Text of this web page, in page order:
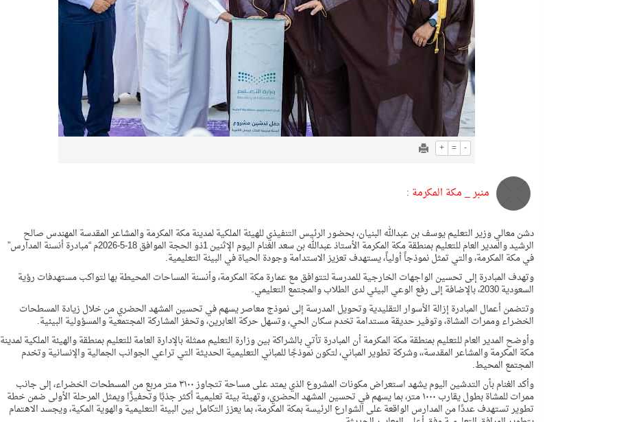
+ = -
منبر _ مكة المكرمة :
دشن معالي وزير التعليم يوسف بن عبدالله البنيان، بحضور الرئيس التنفيذي للهيئة الملكية لمدينة مكة المكرمة والمشاعر المقدسة المهندس صالح
الرشيد والمدير العام للتعليم بمنطقة مكة المكرمة الأستاذ عبدالله بن سعد الغنام اليوم الإثنين 1ذو الحجة الموافق 18-5-2026م “مبادرة أنسنة المدارس”
في مكة المكرمة، والتي تمثل نموذجاً أولياً، يستهدف تعزيز الاستدامة وجودة الحياة في البيئة التعليمية.
وتهدف المبادرة إلى تحسين الواجهات الخارجية للمدرسة لتتوافق مع عمارة مكة المكرمة، وأنسنة المساحات المحيطة بها لتواكب مستهدفات رؤية
السعودية 2030، بالإضافة إلى رفع الوعي البيئي لدى الطلاب والمجتمع التعليمي.
وتتضمن أعمال المبادرة إزالة الأسوار التقليدية وتحويل المدرسة إلى نموذج معاصر يسهم في تحسين المشهد الحضري من خلال زيادة المسطحات
الخضراء وممرات المشاة، وتوفير حديقة مستدامة تخدم سكان الحي، وتسهل حركة العابرين، وتحفز المشاركة المجتمعية والمسؤولية البيئية.
وأوضح المدير العام للتعليم بمنطقة مكة المكرمة أن المبادرة تأتي بالشراكة بين وزارة التعليم ممثلة بالإدارة العامة للتعليم بمنطقة والهيئة الملكية لمدينة
مكة المكرمة والمشاعر المقدسة،، وشركة تطوير المباني، لتكون نموذجًا للمباني التعليمية الحديثة التي تراعي الجوانب الجمالية والإنسانية وتخدم
المجتمع المحيط.
وأكد الغنام بأن التدشين اليوم يشهد استعراض مكونات المشروع الذي يمتد على مساحة تتجاوز ٣١٠٠ متر مربع من المسطحات الخضراء، إلى جانب
ممرات للمشاة بطول يقارب ١٠٠٠ متر، بما يسهم في تحسين المشهد الحضري، وتهيئة بيئة تعليمية أكثر جذبًا وتحفيزًا ويمثل المرحلة الأولى ضمن خطة
تطوير تستهدف عددًا من المدارس الواقعة على الشوارع الرئيسة بمكة المكرمة، بما يعزز التكامل بين البيئة التعليمية والهوية المكية، ويجسد الاهتمام